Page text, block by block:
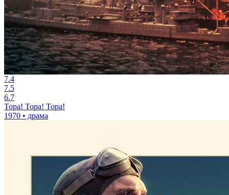
7.4
7.5
6.7
Тора! Тора! Тора!
1970 • драма